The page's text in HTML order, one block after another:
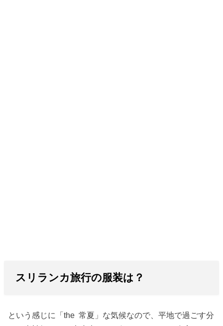
スリランカ旅行の服装は？
という感じに「the 常夏」な気候なので、平地で過ごす分